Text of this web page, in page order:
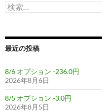
ョ
検
索:
最近の投稿
8/6 オプション -236.0円
2026年8月6日
8/5 オプション -3.0円
2026年8月5日